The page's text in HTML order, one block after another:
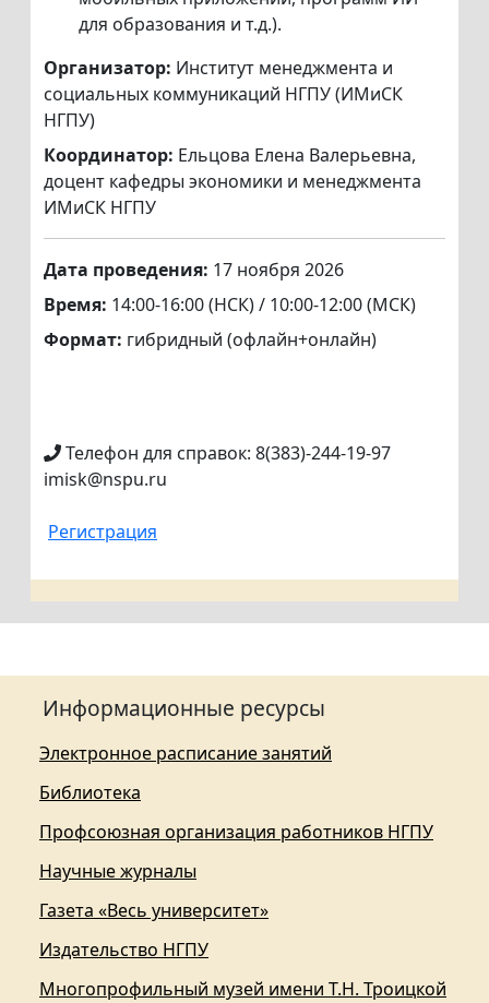
для образования и т.д.).
Организатор: Институт менеджмента и
социальных коммуникаций НГПУ (ИМиСК
НГПУ)
Координатор: Ельцова Елена Валерьевна,
доцент кафедры экономики и менеджмента
ИМиСК НГПУ
Дата проведения: 17 ноября 2026
Время: 14:00-16:00 (НСК) / 10:00-12:00 (МСК)
Формат: гибридный (офлайн+онлайн)
Телефон для справок: 8(383)-244-19-97
imisk@nspu.ru
Регистрация
Информационные ресурсы
Электронное расписание занятий
Библиотека
Профсоюзная организация работников НГПУ
Научные журналы
Газета «Весь университет»
Издательство НГПУ
Многопрофильный музей имени Т.Н. Троицкой